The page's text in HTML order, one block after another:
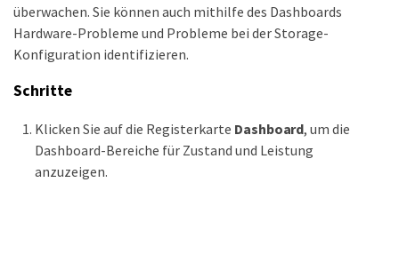
überwachen. Sie können auch mithilfe des Dashboards
Hardware-Probleme und Probleme bei der Storage-
Konfiguration identifizieren.
Schritte
Klicken Sie auf die Registerkarte Dashboard, um die
Dashboard-Bereiche für Zustand und Leistung
anzuzeigen.